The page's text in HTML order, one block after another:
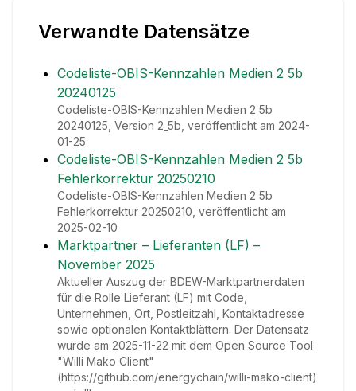
Verwandte Datensätze
Codeliste-OBIS-Kennzahlen Medien 2 5b
20240125
Codeliste-OBIS-Kennzahlen Medien 2 5b
20240125, Version 2_5b, veröffentlicht am 2024-
01-25
Codeliste-OBIS-Kennzahlen Medien 2 5b
Fehlerkorrektur 20250210
Codeliste-OBIS-Kennzahlen Medien 2 5b
Fehlerkorrektur 20250210, veröffentlicht am
2025-02-10
Marktpartner – Lieferanten (LF) –
November 2025
Aktueller Auszug der BDEW-Marktpartnerdaten
für die Rolle Lieferant (LF) mit Code,
Unternehmen, Ort, Postleitzahl, Kontaktadresse
sowie optionalen Kontaktblättern. Der Datensatz
wurde am 2025-11-22 mit dem Open Source Tool
"Willi Mako Client"
(https://github.com/energychain/willi-mako-client)